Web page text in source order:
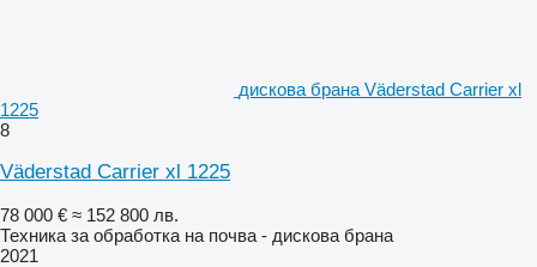
дискова брана Väderstad Carrier xl
1225
8
Väderstad Carrier xl 1225
78 000 € ≈ 152 800 лв.
Техника за обработка на почва - дискова брана
2021